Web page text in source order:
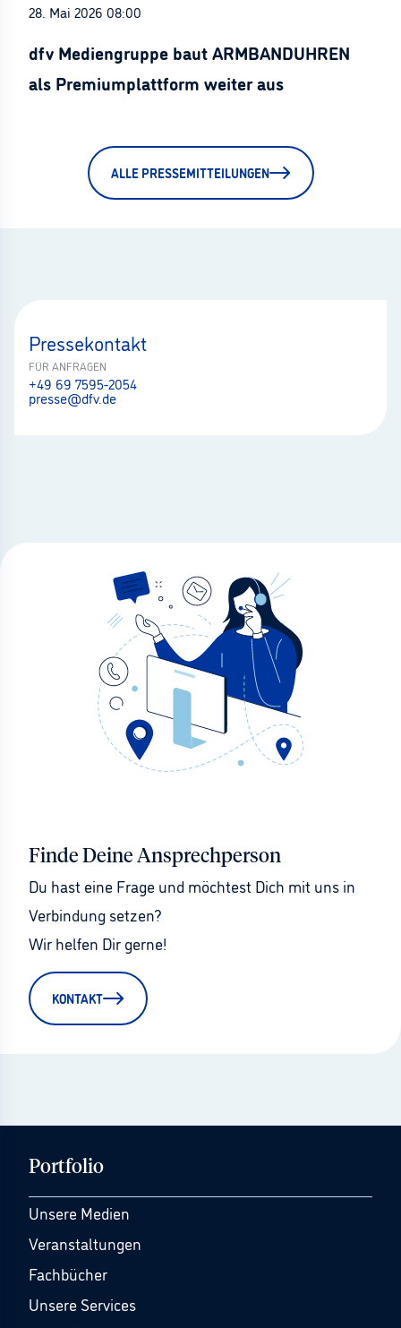
28. Mai 2026 08:00
dfv Mediengruppe baut ARMBANDUHREN
als Premiumplattform weiter aus
ALLE PRESSEMITTEILUNGEN
Pressekontakt
FÜR ANFRAGEN
+49 69 7595-2054
presse@dfv.de
Finde Deine Ansprechperson
Du hast eine Frage und möchtest Dich mit uns in
Verbindung setzen?
Wir helfen Dir gerne!
KONTAKT
Portfolio
Unsere Medien
Veranstaltungen
Fachbücher
Unsere Services